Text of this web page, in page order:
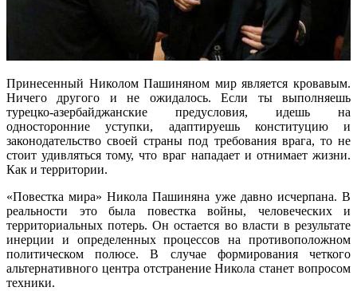
Принесенный Николом Пашиняном мир является кровавым.
Ничего другого и не ожидалось. Если ты выполняешь
турецко-азербайджанские предусловия, идешь на
односторонние уступки, адаптируешь конституцию и
законодательство своей страны под требования врага, то не
стоит удивляться тому, что враг нападает и отнимает жизни.
Как и территории.
«Повестка мира» Никола Пашиняна уже давно исчерпана. В
реальности это была повестка войны, человеческих и
территориальных потерь. Он остается во власти в результате
инерции и определенных процессов на противоположном
политическом полюсе. В случае формирования четкого
альтернативного центра отстранение Никола станет вопросом
техники.